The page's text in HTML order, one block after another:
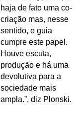
haja de fato uma co-
criação mas, nesse
sentido, o guia
cumpre este papel.
Houve escuta,
produção e há uma
devolutiva para a
sociedade mais
ampla.”, diz Plonski.